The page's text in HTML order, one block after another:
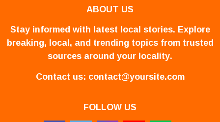
ABOUT US
Stay informed with latest local stories. Explore
breaking, local, and trending topics from trusted
sources around your locality.
Contact us: contact@yoursite.com
FOLLOW US